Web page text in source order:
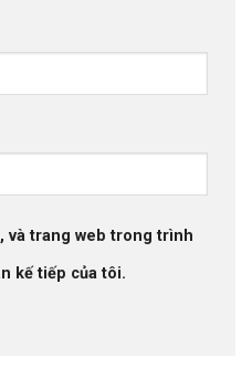
và trang web trong trình
kế tiếp của tôi.